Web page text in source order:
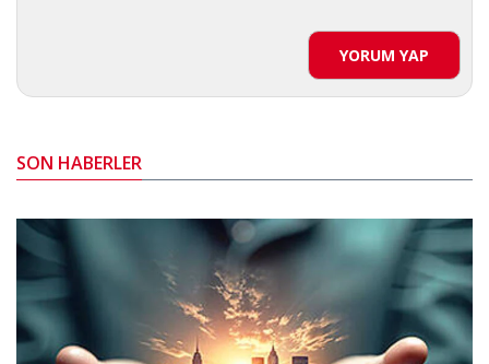
YORUM YAP
SON HABERLER